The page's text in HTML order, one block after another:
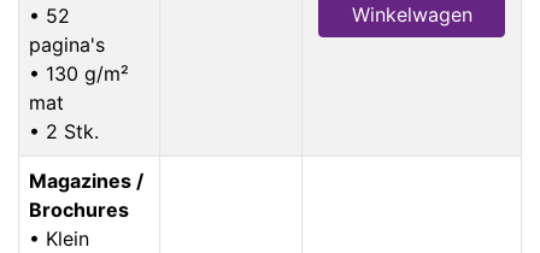
• 52
pagina's
• 130 g/m²
mat
• 2 Stk.
Winkelwagen
Magazines /
Brochures
• Klein